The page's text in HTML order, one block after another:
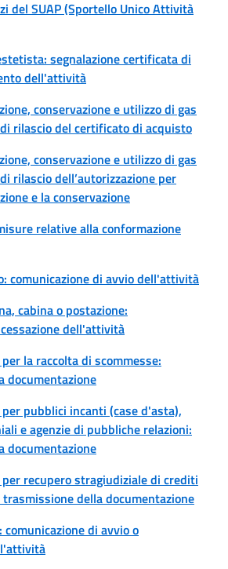
del SUAP (Sportello Unico Attività
segnalazione certificata di
dell'attività
conservazione e utilizzo di gas
rilascio del certificato di acquisto
conservazione e utilizzo di gas
rilascio dell’autorizzazione per
e la conservazione
relative alla conformazione
comunicazione di avvio dell'attività
cabina o postazione:
dell'attività
la raccolta di scommesse:
documentazione
pubblici incanti (case d'asta),
e agenzie di pubbliche relazioni:
documentazione
recupero stragiudiziale di crediti
della documentazione
di avvio o